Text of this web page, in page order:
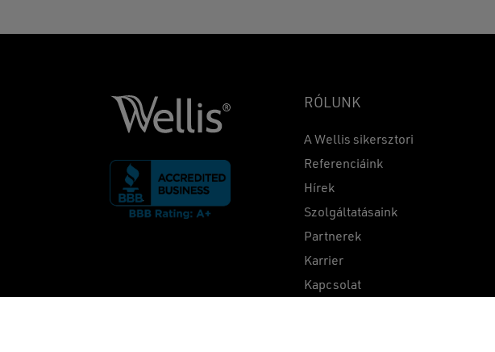
RÓLUNK
A Wellis sikersztori
Referenciáink
Hírek
Szolgáltatásaink
Partnerek
Karrier
Kapcsolat